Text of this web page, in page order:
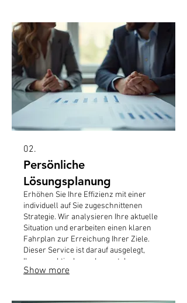
Lassen Sie uns gemeinsam Ihre Vision
verwirklichen und ein herausragendes
Ergebnis schaffen.
02.
Persönliche
Lösungsplanung
Erhöhen Sie Ihre Effizienz mit einer
individuell auf Sie zugeschnittenen
Strategie. Wir analysieren Ihre aktuelle
Situation und erarbeiten einen klaren
Fahrplan zur Erreichung Ihrer Ziele.
Dieser Service ist darauf ausgelegt,
Ihnen praktische und umsetzbare
Schritte für Ihren Erfolg aufzuzeigen.
Show more